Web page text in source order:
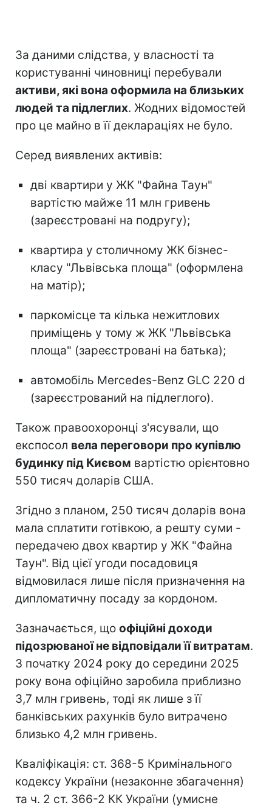
За даними слідства, у власності та
користуванні чиновниці перебували
активи, які вона оформила на близьких
людей та підлеглих. Жодних відомостей
про це майно в її деклараціях не було.
Серед виявлених активів:
дві квартири у ЖК "Файна Таун"
вартістю майже 11 млн гривень
(зареєстровані на подругу);
квартира у столичному ЖК бізнес-
класу "Львівська площа" (оформлена
на матір);
паркомісце та кілька нежитлових
приміщень у тому ж ЖК "Львівська
площа" (зареєстровані на батька);
автомобіль Mercedes-Benz GLC 220 d
(зареєстрований на підлеглого).
Також правоохоронці з'ясували, що
експосол вела переговори про купівлю
будинку під Києвом вартістю орієнтовно
550 тисяч доларів США.
Згідно з планом, 250 тисяч доларів вона
мала сплатити готівкою, а решту суми -
передачею двох квартир у ЖК "Файна
Таун". Від цієї угоди посадовиця
відмовилася лише після призначення на
дипломатичну посаду за кордоном.
Зазначається, що офіційні доходи
підозрюваної не відповідали її витратам.
З початку 2024 року до середини 2025
року вона офіційно заробила приблизно
3,7 млн гривень, тоді як лише з її
банківських рахунків було витрачено
близько 4,2 млн гривень.
Кваліфікація: ст. 368-5 Кримінального
кодексу України (незаконне збагачення)
та ч. 2 ст. 366-2 КК України (умисне